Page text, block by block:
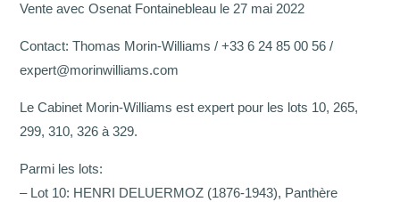
Vente avec Osenat Fontainebleau le 27 mai 2022
Contact: Thomas Morin-Williams / +33 6 24 85 00 56 /
expert@morinwilliams.com
Le Cabinet Morin-Williams est expert pour les lots 10, 265,
299, 310, 326 à 329.
Parmi les lots:
– Lot 10: HENRI DELUERMOZ (1876-1943), Panthère